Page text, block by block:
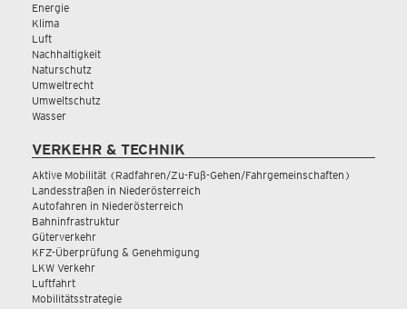
Energie
Klima
Luft
Nachhaltigkeit
Naturschutz
Umweltrecht
Umweltschutz
Wasser
VERKEHR & TECHNIK
Aktive Mobilität (Radfahren/Zu-Fuß-Gehen/Fahrgemeinschaften)
Landesstraßen in Niederösterreich
Autofahren in Niederösterreich
Bahninfrastruktur
Güterverkehr
KFZ-Überprüfung & Genehmigung
LKW Verkehr
Luftfahrt
Mobilitätsstrategie